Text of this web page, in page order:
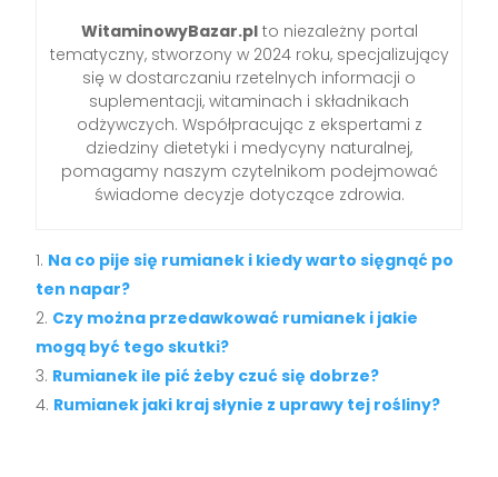
WitaminowyBazar.plto niezależny portal
tematyczny, stworzony w 2024 roku, specjalizujący
się w dostarczaniu rzetelnych informacji o
suplementacji, witaminach i składnikach
odżywczych. Współpracując z ekspertami z
dziedziny dietetyki i medycyny naturalnej,
pomagamy naszym czytelnikom podejmować
świadome decyzje dotyczące zdrowia.
Na co pije się rumianek i kiedy warto sięgnąć po
ten napar?
Czy można przedawkować rumianek i jakie
mogą być tego skutki?
Rumianek ile pić żeby czuć się dobrze?
Rumianek jaki kraj słynie z uprawy tej rośliny?